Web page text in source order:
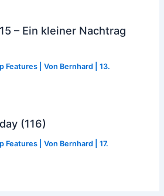
– Ein kleiner Nachtrag
Features | Von Bernhard |13.
(116)
Features | Von Bernhard |17.